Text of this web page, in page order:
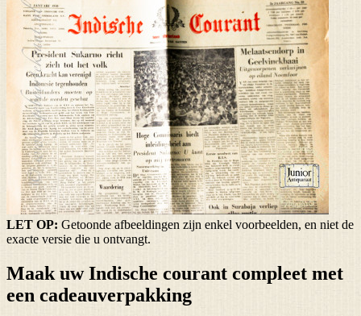
LET OP: Getoonde afbeeldingen zijn enkel voorbeelden, en niet de
exacte versie die u ontvangt.
Maak uw Indische courant compleet met
een cadeauverpakking